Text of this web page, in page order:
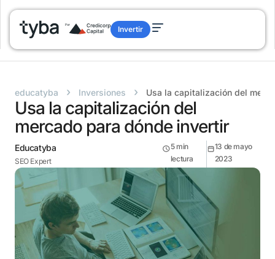
Invertir
educatyba › Inversiones › Usa la capitalización del
Usa la capitalización del
mercado para dónde invertir
Educatyba
SEO Expert
5 min
lectura
13 de mayo
2023